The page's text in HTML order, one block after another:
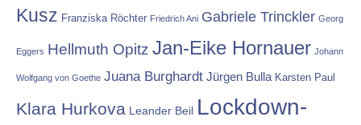
Kusz Franziska Röchter Friedrich Ani Gabriele Trinckler Georg
Eggers Hellmuth Opitz Jan-Eike Hornauer Johann
Wolfgang von Goethe Juana Burghardt Jürgen Bulla Karsten Paul
Klara Hurkova Leander Beil Lockdown-